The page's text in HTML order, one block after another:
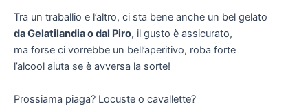
Tra un traballio e l’altro, ci sta bene anche un bel gelato
da Gelatilandia o dal Piro, il gusto è assicurato,
ma forse ci vorrebbe un bell’aperitivo, roba forte
l’alcool aiuta se è avversa la sorte!
Prossiama piaga? Locuste o cavallette?